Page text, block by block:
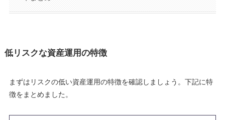
低リスクな資産運用の特徴
まずはリスクの低い資産運用の特徴を確認しましょう。下記に特
徴をまとめました。